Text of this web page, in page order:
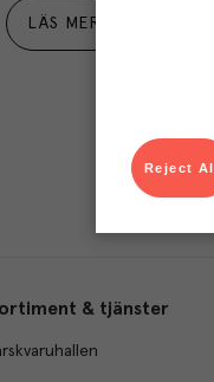
LÄS MER
& tjänster
Reject All